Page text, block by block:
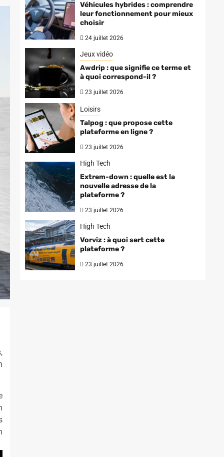
Véhicules hybrides : comprendre
leur fonctionnement pour mieux
choisir
24 juillet 2026
Jeux vidéo
Awdrip : que signifie ce terme et
à quoi correspond-il ?
23 juillet 2026
Loisirs
Talpog : que propose cette
plateforme en ligne ?
23 juillet 2026
High Tech
Extrem-down : quelle est la
nouvelle adresse de la
plateforme ?
23 juillet 2026
High Tech
Vorviz : à quoi sert cette
plateforme ?
23 juillet 2026